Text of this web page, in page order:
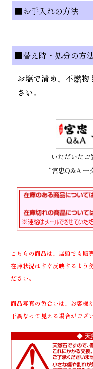
■お手入れの方法
—
■替え時・処分の方
お塩で清め、不燃物
さい。
いただいたご
“宮忠Q&A 一
こちらの商品は、店頭でも販
在庫状況はすぐ反映するよう
ださい。
商品写真の色合いは、お客様
干異なって見える場合がござい